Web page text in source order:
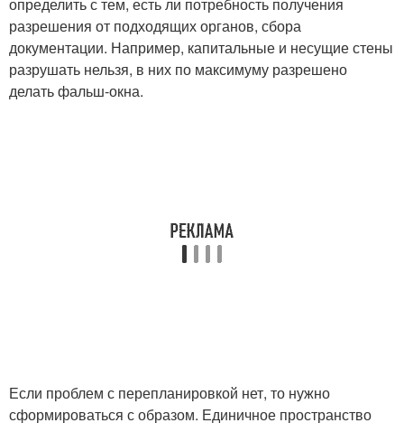
разрешения от подходящих органов, сбора
документации. Например, капитальные и несущие стены
разрушать нельзя, в них по максимуму разрешено
делать фальш-окна.
Если проблем с перепланировкой нет, то нужно
сформироваться с образом. Единичное пространство